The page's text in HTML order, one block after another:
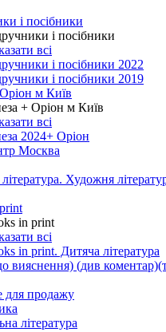
і посібники
і посібники
всі
і посібники 2022
і посібники 2019
м Київ
+ Оріон м Київ
всі
2024+ Оріон
Москва
Художня
in print
всі
in print. Дитяча література
вияснення) (див
для продажу
література